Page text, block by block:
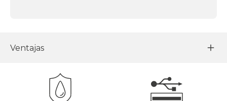
Ventajas